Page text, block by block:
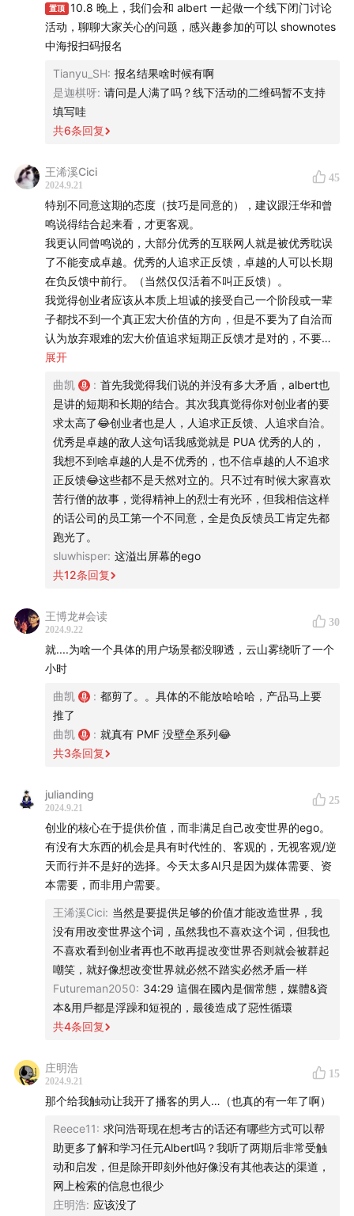
相信所有听过上期拒绝三亿美金 offer 的人节目的人，
应该都认同一件事，就是小宇宙真的欠他一个首页。这
最后，我们的 AI 私董会也在持续报名中，目前已经聚集
了一批市场上最好的 AI 创始人，欢迎点击
【人类博物馆】
导游：曲凯，42章经创始人
六号珍藏：Albert，AI 创业者 (往期考古：拒绝三亿美金
offer 的人 | 对谈音遇创始人 Albert）
时光机】
Part 1 AI 创业的本质
最重要的问题有两个：
AI 的长期关键要素是什么？
因为 AI 的出现，各行各业的哪些长期关键要素会发
生变化？
AI 创业的本质：通过数据，提升模型的交付能力，
进而提升用户体验
AI 创业的核心：评估 (评估决定迭代效率)
Albert 的进场原则用户对交付是否有明确预期？
仅依靠模型是否能完成交付？
Part 2 我在微信上问了张一鸣两个问题
16:53如果张一鸣没做成字节，他大概率会做出拼多多
28:26张一鸣回我说：对于有才华的人，要做更有把握
的事
29:50运气是优势被时间放大的结果
31:25总说做正确的事，到底什么叫正确的事？
34:10我们往往会高估理想带来的激情，低估正反馈带
来的刺激
Part 3 找 PMF 就是要做没壁垒的事
36:33
38:20工具产品的要义只有一个：用速度换规模
40:23我是一向反对过脑瘾的，但在今天，我反而觉得
你是有条件去想一些终局的
41:52如果让我现在从 0 到 1 再创业，我会这样做
43:34AI 还会有爆发吗？
47:15快速评估一个 AI 创业者的认知，可以问这些问题
么？
Part 4 人才与预期管理
50:32最焦虑的还是人才 (欢迎联系!)
52:01给大家传授一下为什么总能飞速跟进新技术
53:51再传授一下做 C 端产品，最该具备的一个认知
55:23去年最大的认知变化：别上播客 (但今年还是来了
置顶
10.8 晚上，我们会和 albert 一起做一个线下闭门讨论
活动，聊聊大家关心的问题，感兴趣参加的可以 shownotes
中海报扫码报名
Tianyu_SH: 报名结果啥时候有啊
是迦棋呀: 请问是人满了吗？线下活动的二维码暂不支持
填写哇
共6条回复
王浠溪Cici
2024.9.21
45
特别不同意这期的态度（技巧是同意的），建议跟汪华和曾
鸣说得结合起来看，才更客观。
我更认同曾鸣说的，大部分优秀的互联网人就是被优秀耽误
了不能变成卓越。优秀的人追求正反馈，卓越的人可以长期
在负反馈中前行。（当然仅仅活着不叫正反馈）。
我觉得创业者应该从本质上坦诚的接受自己一个阶段或一辈
子都找不到一个真正宏大价值的方向，但是不要为了自洽而
认为放弃艰难的宏大价值追求短期正反馈才是对的，不要去
责怪艰难或负反馈，也许应该扪心自问也许你自己都不笃定
的人教育别人不要恋爱脑一样。当然我依然认为平凡的小美
好也是好的，不论人生还是项目。但是如果有一天你遇到你
的天赐使命/你的真爱，我相信你也会不去管什么正反馈，只
要还活着就会勇往直前。（当活下去很重要）
【做短期做到你可以并行做长期的时候再开始做长期】这句
话可以加个限定，就是当你没什么长期方向时，如果你有个
长期的艰难的方向的时候，这句话应该改成【笃定你的长期
方向并在累积长期方向的必经之路上尽可能快速短期盈利并
夯实你需要的必备能力】。
另外我也特别建议曲凯请点非典型互联网人来分享与AI的结
合，我感觉在AI的创业中，如果仅仅有互联网认知是有盲点
跟只会杠杆的人在一起卷，杠杆不是本质，杠杆是透明的，
如果不能结合的话。
补充一下，我还是喜欢任元的，虽然有点不同看法。真爱是
展开
曲凯 : 首先我觉得我们说的并没有多大矛盾，albert也
是讲的短期和长期的结合。其次我真觉得你对创业者的要
求太高了😂创业者也是人，人追求正反馈、人追求自洽。
优秀是卓越的敌人这句话我感觉就是 PUA 优秀的人的，
我想不到啥卓越的人是不优秀的，也不信卓越的人不追求
正反馈😂这些都不是天然对立的。只不过有时候大家喜欢
苦行僧的故事，觉得精神上的烈士有光环，但我相信这样
的话公司的员工第一个不同意，全是负反馈员工肯定先都
跑光了。
sluwhisper: 这溢出屏幕的ego
共12条回复
王博龙#会读
2024.9.22
30
就....为啥一个具体的用户场景都没聊透，云山雾绕听了一个
小时
曲凯 : 都剪了。。具体的不能放哈哈哈，产品马上要
推了
曲凯
: 就真有 PMF 没壁垒系列😂
共3条回复
julianding
2024.9.21
25
创业的核心在于提供价值，而非满足自己改变世界的ego。
有没有大东西的机会是具有时代性的、客观的，无视客观/逆
天而行并不是好的选择。今天太多AI只是因为媒体需要、资
本需要，而非用户需要。
王浠溪Cici: 当然是要提供足够的价值才能改造世界，我
没有用改变世界这个词，虽然我也不喜欢这个词，但我也
不喜欢看到创业者再也不敢再提改变世界否则就会被群起
嘲笑，就好像想改变世界就必然不踏实必然矛盾一样
Futureman2050: 34:29 這個在國內是個常態，媒體&資
本&用戶都是浮躁和短視的，最後造成了惡性循環
共4条回复
庄明浩
2024.9.21
15
那个给我触动让我开了播客的男人…（也真的有一年了啊）
Reece11: 求问浩哥现在想考古的话还有哪些方式可以帮
助更多了解和学习任元Albert吗？我听了两期后非常受触
动和启发，但是除开即刻外他好像没有其他表达的渠道，
网上检索的信息也很少
庄明浩: 应该没了